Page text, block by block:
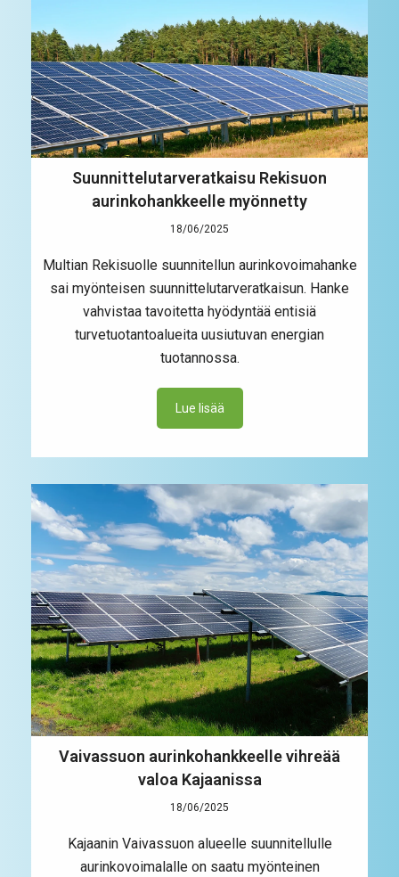
Suunnittelutarveratkaisu Rekisuon
aurinkohankkeelle myönnetty
18/06/2025
Multian Rekisuolle suunnitellun aurinkovoimahanke
sai myönteisen suunnittelutarveratkaisun. Hanke
vahvistaa tavoitetta hyödyntää entisiä
turvetuotantoalueita uusiutuvan energian
tuotannossa.
Lue lisää
Vaivassuon aurinkohankkeelle vihreää
valoa Kajaanissa
18/06/2025
Kajaanin Vaivassuon alueelle suunnitellulle
aurinkovoimalalle on saatu myönteinen